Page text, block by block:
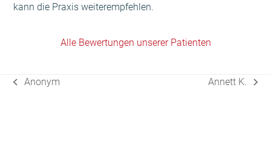
kann die Praxis weiterempfehlen.
Alle Bewertungen unserer Patienten
vorheriger
Anonym
Nächster
Annett K.